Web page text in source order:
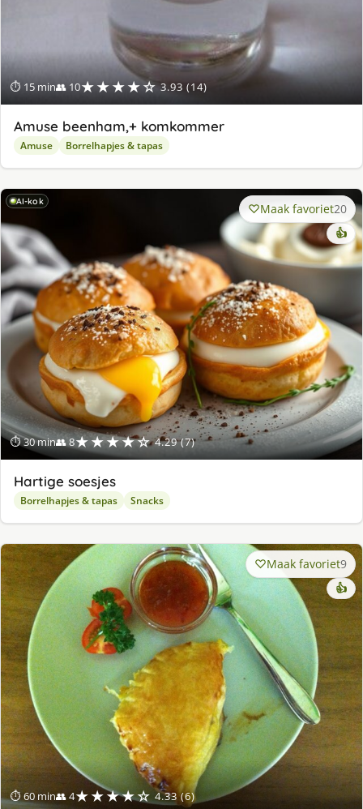
⏱ 15 min👥 10★★★★☆ 3.93 (14)
Amuse beenham,+ komkommer
Amuse Borrelhapjes & tapas
AI-kok
⏱ 30 min👥 8★★★★☆ 4.29 (7)
Maak favoriet20
👍
Hartige soesjes
Borrelhapjes & tapas Snacks
⏱ 60 min👥 4★★★★☆ 4.33 (6)
Maak favoriet9
👍